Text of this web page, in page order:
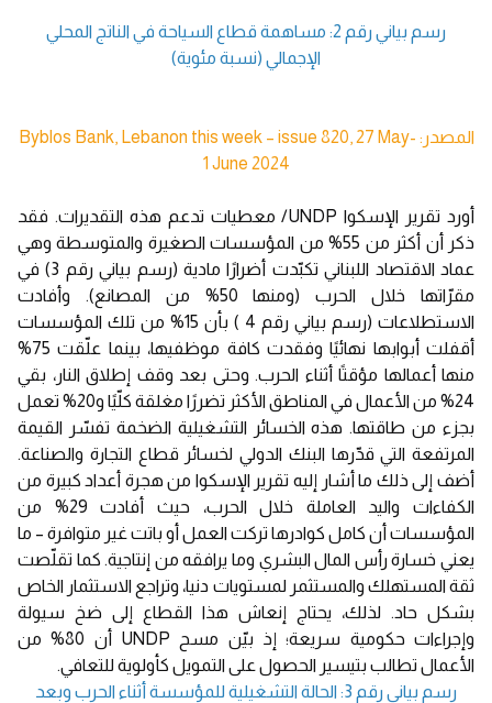
رسم بياني رقم 2: مساهمة قطاع السياحة في الناتج المحلي
الإجمالي (نسبة مئوية)
المصدر: Byblos Bank, Lebanon this week – issue 820, 27 May-
1 June 2024
أورد تقرير الإسكوا UNDP/ معطيات تدعم هذه التقديرات. فقد
ذكر أن أكثر من 55% من المؤسسات الصغيرة والمتوسطة وهي
عماد الاقتصاد اللبناني تكبّدت أضرارًا مادية (رسم بياني رقم 3) في
مقرّاتها خلال الحرب (ومنها 50% من المصانع). وأفادت
الاستطلاعات (رسم بياني رقم 4 ) بأن 15% من تلك المؤسسات
أقفلت أبوابها نهائيًا وفقدت كافة موظفيها، بينما علّقت 75%
منها أعمالها مؤقتًا أثناء الحرب. وحتى بعد وقف إطلاق النار، بقي
24% من الأعمال في المناطق الأكثر تضررًا مغلقة كلّيًا و20% تعمل
بجزء من طاقتها. هذه الخسائر التشغيلية الضخمة تفسّر القيمة
المرتفعة التي قدّرها البنك الدولي لخسائر قطاع التجارة والصناعة.
أضف إلى ذلك ما أشار إليه تقرير الإسكوا من هجرة أعداد كبيرة من
الكفاءات واليد العاملة خلال الحرب، حيث أفادت 29% من
المؤسسات أن كامل كوادرها تركت العمل أو باتت غير متوافرة – ما
يعني خسارة رأس المال البشري وما يرافقه من إنتاجية. كما تقلّصت
ثقة المستهلك والمستثمر لمستويات دنيا، وتراجع الاستثمار الخاص
بشكل حاد. لذلك، يحتاج إنعاش هذا القطاع إلى ضخ سيولة
وإجراءات حكومية سريعة؛ إذ بيّن مسح UNDP أن 80% من
الأعمال تطالب بتيسير الحصول على التمويل كأولوية للتعافي.
رسم بياني رقم 3: الحالة التشغيلية للمؤسسة أثناء الحرب وبعد